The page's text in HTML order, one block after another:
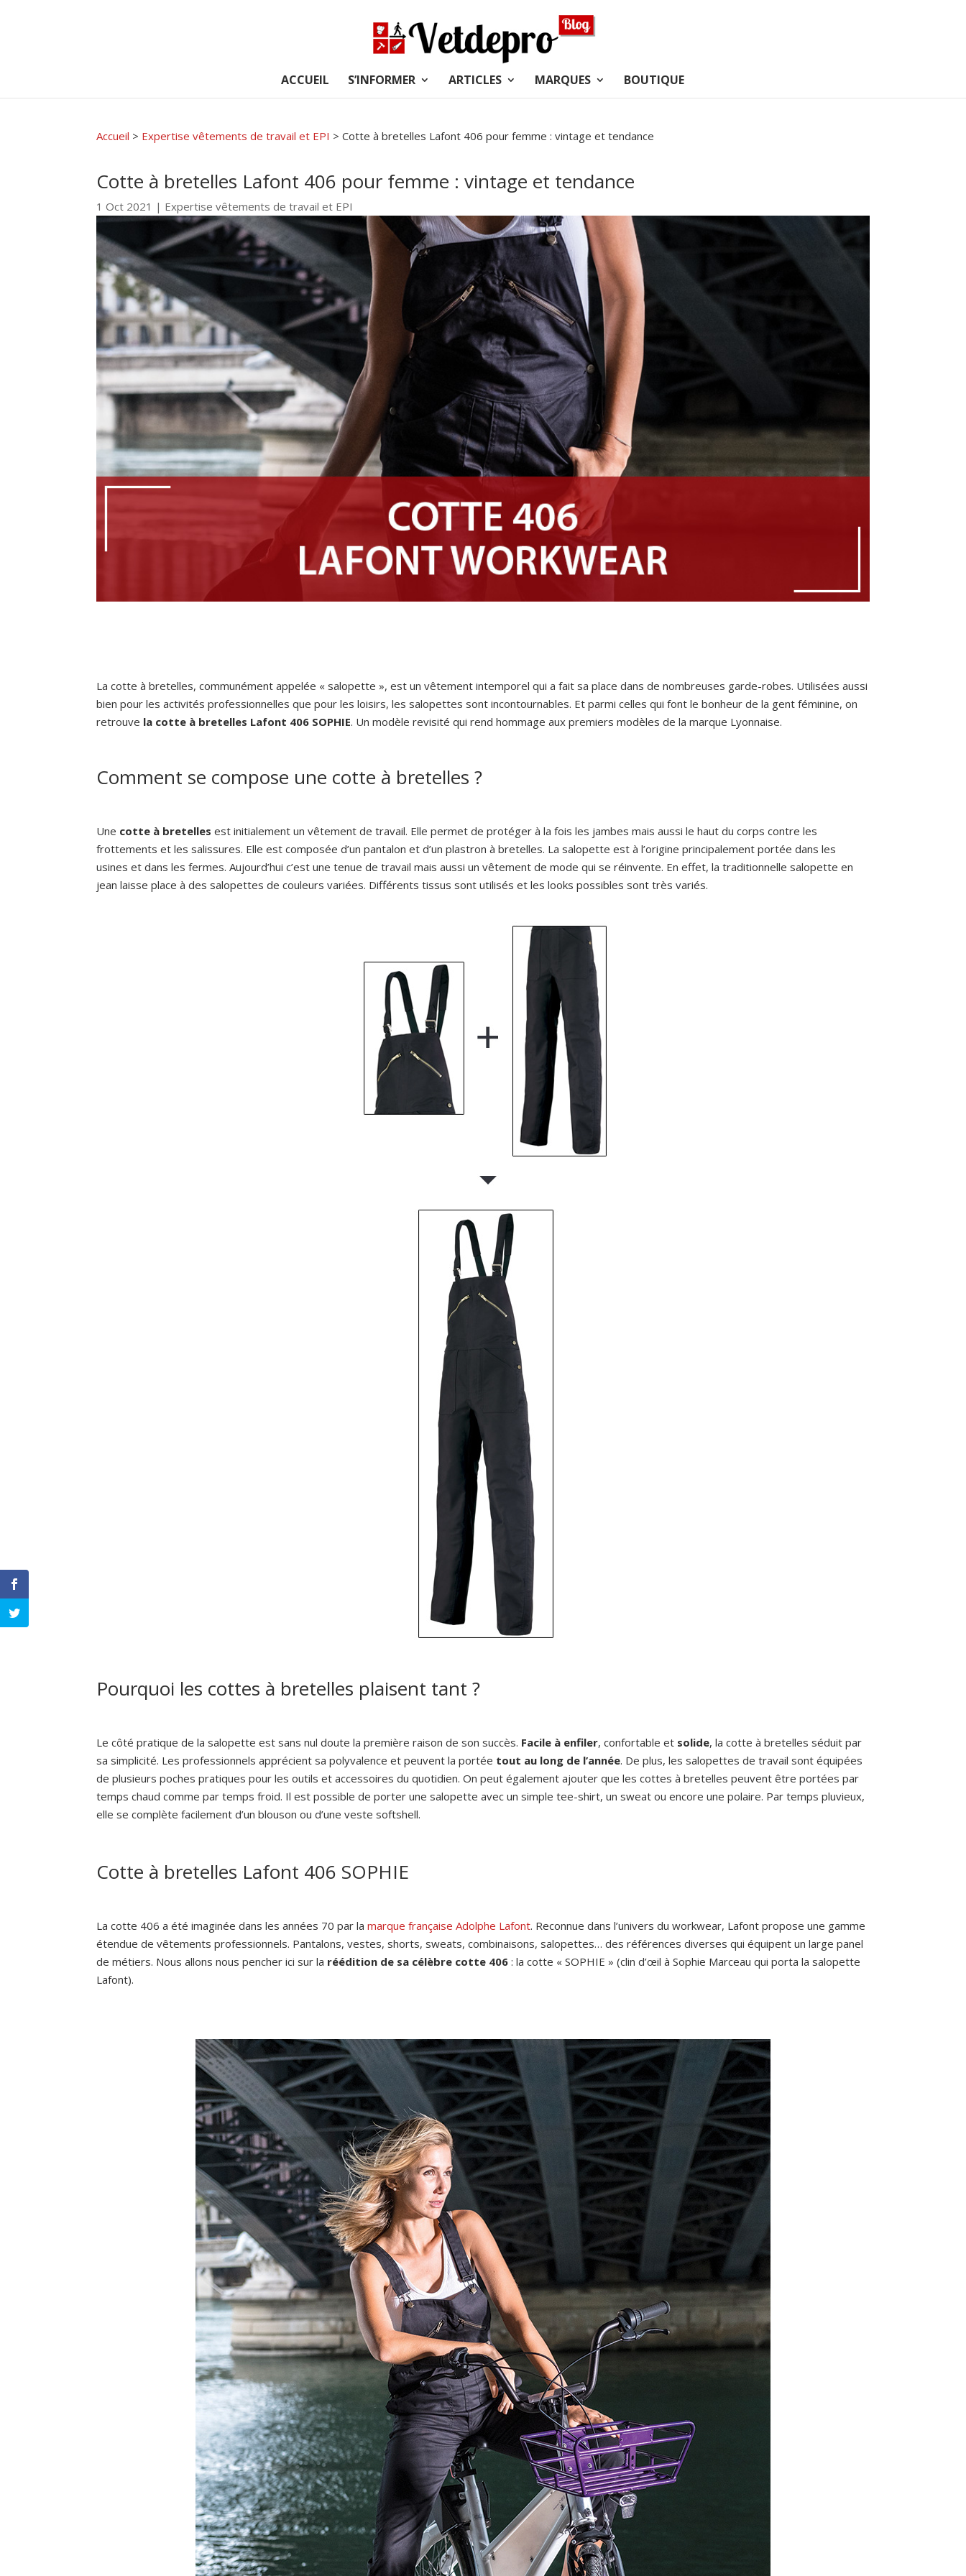
ACCUEIL S’INFORMER ARTICLES MARQUES BOUTIQUE
Accueil > Expertise vêtements de travail et EPI >Cotte à bretelles Lafont 406 pour femme : vintage et tendance
Cotte à bretelles Lafont 406 pour femme : vintage et tendance
1 Oct 2021 | Expertise vêtements de travail et EPI
La cotte à bretelles, communément appelée « salopette », est un vêtement intemporel qui a fait sa place dans de nombreuses garde-robes. Utilisées aussi
bien pour les activités professionnelles que pour les loisirs, les salopettes sont incontournables. Et parmi celles qui font le bonheur de la gent féminine, on
retrouve la cotte à bretelles Lafont 406 SOPHIE. Un modèle revisité qui rend hommage aux premiers modèles de la marque Lyonnaise.
Comment se compose une cotte à bretelles ?
Une cotte à bretelles est initialement un vêtement de travail. Elle permet de protéger à la fois les jambes mais aussi le haut du corps contre les
frottements et les salissures. Elle est composée d’un pantalon et d’un plastron à bretelles. La salopette est à l’origine principalement portée dans les
usines et dans les fermes. Aujourd’hui c’est une tenue de travail mais aussi un vêtement de mode qui se réinvente. En effet, la traditionnelle salopette en
jean laisse place à des salopettes de couleurs variées. Différents tissus sont utilisés et les looks possibles sont très variés.
Pourquoi les cottes à bretelles plaisent tant ?
Le côté pratique de la salopette est sans nul doute la première raison de son succès. Facile à enfiler, confortable et solide, la cotte à bretelles séduit par
sa simplicité. Les professionnels apprécient sa polyvalence et peuvent la portée tout au long de l’année. De plus, les salopettes de travail sont équipées
de plusieurs poches pratiques pour les outils et accessoires du quotidien. On peut également ajouter que les cottes à bretelles peuvent être portées par
temps chaud comme par temps froid. Il est possible de porter une salopette avec un simple tee-shirt, un sweat ou encore une polaire. Par temps pluvieux,
elle se complète facilement d’un blouson ou d’une veste softshell.
Cotte à bretelles Lafont 406 SOPHIE
La cotte 406 a été imaginée dans les années 70 par lamarque française Adolphe Lafont. Reconnue dans l’univers du workwear, Lafont propose une gamme
étendue de vêtements professionnels. Pantalons, vestes, shorts, sweats, combinaisons, salopettes… des références diverses qui équipent un large panel
de métiers. Nous allons nous pencher ici sur la réédition de sa célèbre cotte 406 : la cotte « SOPHIE » (clin d’œil à Sophie Marceau qui porta la salopette
Lafont).